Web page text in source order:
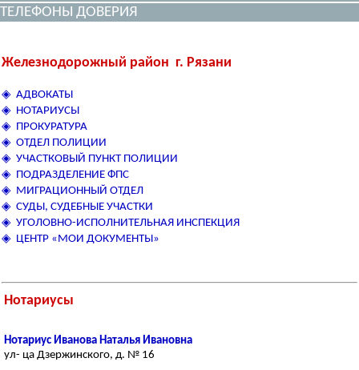
ТЕЛЕФОНЫ ДОВЕРИЯ
Железнодорожный район г. Рязани
◈ АДВОКАТЫ
◈ НОТАРИУСЫ
◈ ПРОКУРАТУРА
◈ ОТДЕЛ ПОЛИЦИИ
◈ УЧАСТКОВЫЙ ПУНКТ ПОЛИЦИИ
◈ ПОДРАЗДЕЛЕНИЕ ФПС
◈ МИГРАЦИОННЫЙ ОТДЕЛ
◈ СУДЫ, СУДЕБНЫЕ УЧАСТКИ
◈ УГОЛОВНО-ИСПОЛНИТЕЛЬНАЯ ИНСПЕКЦИЯ
◈ ЦЕНТР «МОИ ДОКУМЕНТЫ»
Нотариусы
Нотариус Иванова Наталья Ивановна
ул- ца Дзержинского, д. № 16